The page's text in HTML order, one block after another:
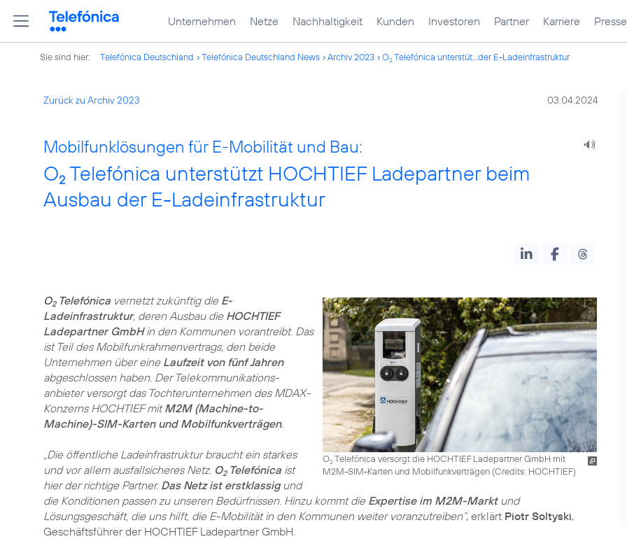
Unternehmen Netze Nachhaltigkeit Kunden Investoren Partner Karriere Presse
Sie sind hier: Telefónica Deutschland Telefónica Deutschland News Archiv 2023 O2Telefónica unterstüt...der E-Ladeinfrastruktur
Zurück zu Archiv 2023 03.04.2024
Mobilfunklösungen für E-Mobilität und Bau:
O2 Telefónica unterstützt HOCHTIEF Ladepartner beim
Ausbau der E-Ladeinfrastruktur
O2Telefónica versorgt die HOCHTIEF Ladepartner GmbH mit
M2M-SIM-Karten und Mobilfunkverträgen (Credits: HOCHTIEF)
O2Telefónica vernetzt zukünftig die E-
Ladeinfrastruktur, deren Ausbau die HOCHTIEF
Ladepartner GmbHin den Kommunen vorantreibt. Das
ist Teil des Mobilfunkrahmenvertrags, den beide
Unternehmen über eine Laufzeit von fünf Jahren
abgeschlossen haben. Der Telekommunikations­
anbieter versorgt das Tochterunternehmen des MDAX-
Konzerns HOCHTIEF mitM2M (Machine-to-
Machine)-SIM-Karten und Mobilfunkverträgen.
„Die öffentliche Ladeinfrastruktur braucht ein starkes
und vor allem ausfallsicheres Netz. O2Telefónica ist
hier der richtige Partner. Das Netz ist erstklassigund
die Konditionen passen zu unseren Bedürfnissen. Hinzu kommt die Expertise im M2M-Marktund
Lösungsgeschäft, die uns hilft, die E-Mobilität in den Kommunen weiter voranzutreiben“, erklärt Piotr Soltyski,
Geschäftsführer der HOCHTIEF Ladepartner GmbH.